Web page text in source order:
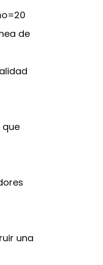
de
que
una